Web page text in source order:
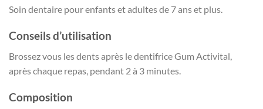
Soin dentaire pour enfants et adultes de 7 ans et plus.
Conseils d’utilisation
Brossez vous les dents après le dentifrice Gum Activital,
après chaque repas, pendant 2 à 3 minutes.
Composition